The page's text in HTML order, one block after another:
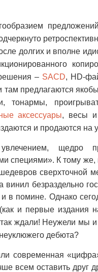
долгих и вполне
– SACD, HD-
там предлагаются
тонармы,
аксессуары, весы
и продаются на
щедро
специями». К тому
сверхточной
безраздельно
в помине. Однако
и первые издания
ждали! Неужели мы и
дебюта?
современная
всем оставить друг